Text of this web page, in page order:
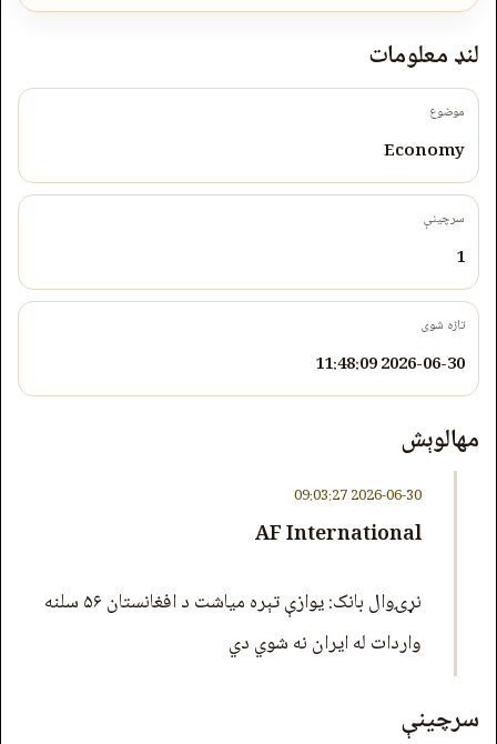
لنډ معلومات
موضوع
Economy
سرچینې
1
تازه شوی
2026-06-30 11:48:09
مهالوېش
2026-06-30 09:03:27
AF International
نړۍوال بانک: یوازې تېره میاشت د افغانستان ۵۶ سلنه
واردات له ایران نه شوي دي
سرچینې